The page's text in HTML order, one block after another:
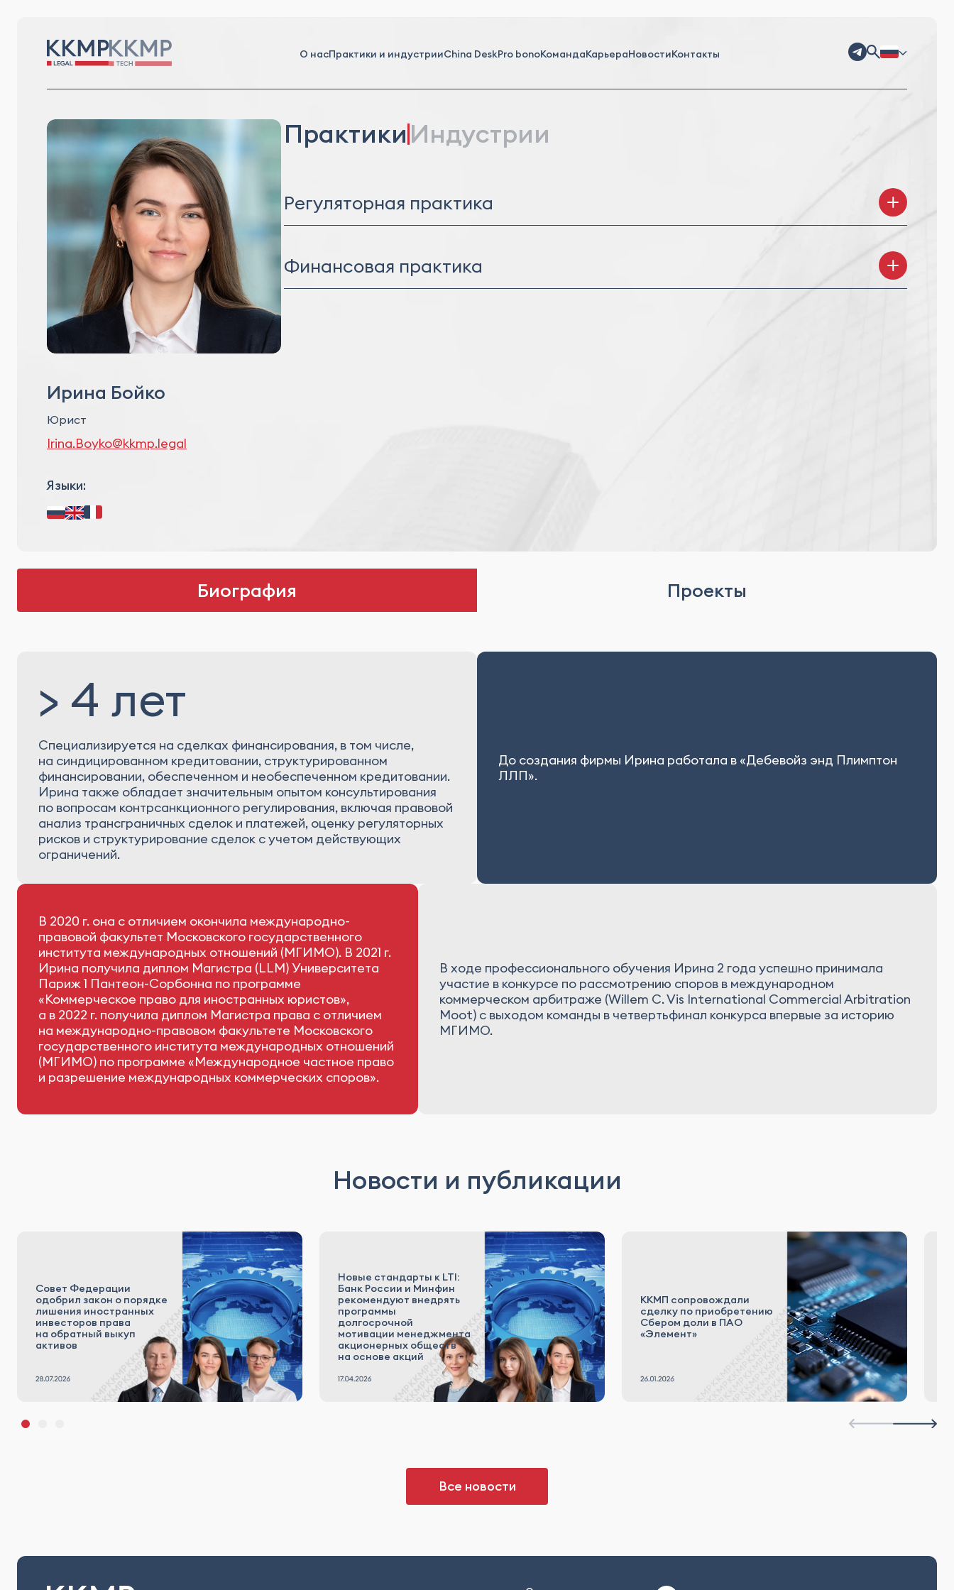
О насПрактики и индустрииChina DeskPro bonoКомандаКарьераНовостиКонтакты
Ирина Бойко
Юрист
Irina.Boyko@kkmp.legal
Языки:
ПрактикиИндустрии
Регуляторная практика
Финансовая практика
Биография Проекты
> 4 лет
Специализируется на сделках финансирования, в том числе,
на синдицированном кредитовании, структурированном
финансировании, обеспеченном и необеспеченном кредитовании.
Ирина также обладает значительным опытом консультирования
по вопросам контрсанкционного регулирования, включая правовой
анализ трансграничных сделок и платежей, оценку регуляторных
рисков и структурирование сделок с учетом действующих
ограничений.
До создания фирмы Ирина работала в «Дебевойз энд Плимптон
ЛЛП».
В 2020 г. она с отличием окончила международно-
правовой факультет Московского государственного
института международных отношений (МГИМО). В 2021 г.
Ирина получила диплом Магистра (LLM) Университета
Париж 1 Пантеон-Сорбонна по программе
«Коммерческое право для иностранных юристов»,
а в 2022 г. получила диплом Магистра права с отличием
на международно-правовом факультете Московского
государственного института международных отношений
(МГИМО) по программе «Международное частное право
и разрешение международных коммерческих споров».
В ходе профессионального обучения Ирина 2 года успешно принимала
участие в конкурсе по рассмотрению споров в международном
коммерческом арбитраже (Willem C. Vis International Commercial Arbitration
Moot) с выходом команды в четвертьфинал конкурса впервые за историю
МГИМО.
Новости и публикации
Совет Федерации
одобрил закон о порядке
лишения иностранных
инвесторов права
на обратный выкуп
активов
Новые стандарты к LTI:
Банк России и Минфин
рекомендуют внедрять
программы
долгосрочной
мотивации менеджмента
акционерных обществ
на основе акций
ККМП сопровождали
сделку по приобретению
Сбером доли в ПАО
«Элемент»
Все новости